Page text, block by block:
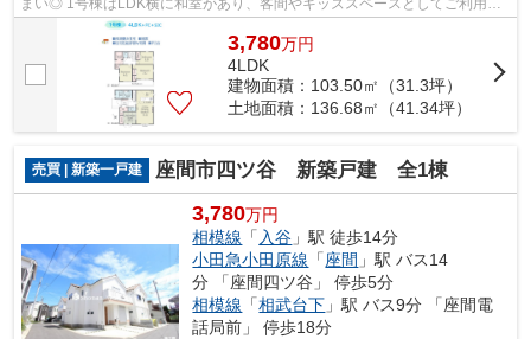
まい◎ 1号棟はLDK横に和室があり、客間やキッズスペースとしてご利用い
ただけます！ スーパー・コンビニ（徒歩...
3,780万円
4LDK
建物面積：103.50㎡（31.3坪）
土地面積：136.68㎡（41.34坪）
売買 | 新築一戸建 座間市四ツ谷 新築戸建 全1棟
3,780万円
相模線 「 入谷 」駅 徒歩14分
小田急小田原線 「座間 」駅 バス14
分 「座間四ツ谷」 停歩5分
相模線 「相武台下 」駅 バス9分 「座間電
話局前」 停歩18分